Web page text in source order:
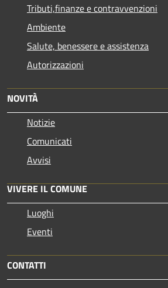
Tributi,finanze e contravvenzioni
Ambiente
Salute, benessere e assistenza
Autorizzazioni
NOVITÀ
Notizie
Comunicati
Avvisi
VIVERE IL COMUNE
Luoghi
Eventi
CONTATTI